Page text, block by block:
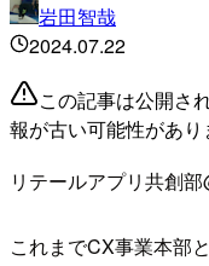
岩田智哉
2024.07.22
この記事は公開さ
報が古い可能性があり
リテールアプリ共創
これまでCX事業本部